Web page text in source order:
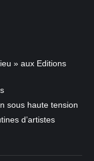
» aux Editions
sous haute tension
d’artistes